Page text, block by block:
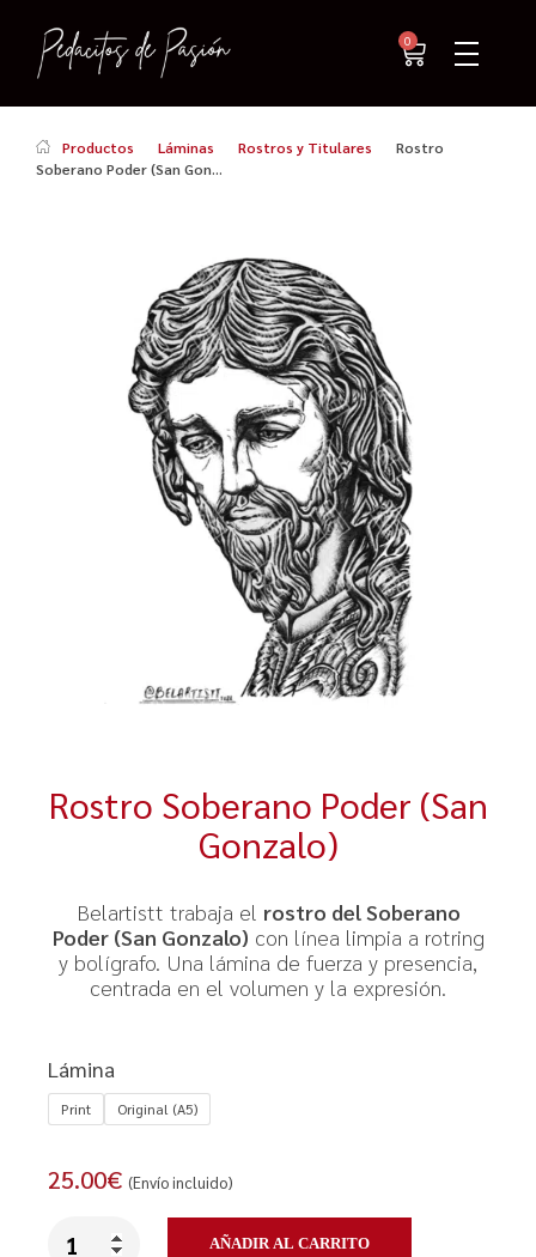
0
Productos Láminas Rostros y Titulares
Rostro
Soberano Poder (San Gon...
Rostro Soberano Poder (San
Gonzalo)
Belartistt trabaja el rostro del Soberano
Poder (San Gonzalo) con línea limpia a rotring
y bolígrafo. Una lámina de fuerza y presencia,
centrada en el volumen y la expresión.
Lámina
Print Original (A5)
25.00€ (Envío incluido)
AÑADIR AL CARRITO